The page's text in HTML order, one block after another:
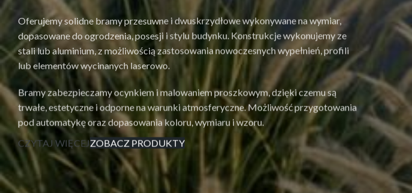
Oferujemy solidne bramy przesuwne i dwuskrzydłowe wykonywane na wymiar,
dopasowane do ogrodzenia, posesji i stylu budynku. Konstrukcje wykonujemy ze
stali lub aluminium, z możliwością zastosowania nowoczesnych wypełnień, profili
lub elementów wycinanych laserowo.
Bramy zabezpieczamy ocynkiem i malowaniem proszkowym, dzięki czemu są
trwałe, estetyczne i odporne na warunki atmosferyczne. Możliwość przygotowania
pod automatykę oraz dopasowania koloru, wymiaru i wzoru.
CZYTAJ WIĘCEJZOBACZ PRODUKTY